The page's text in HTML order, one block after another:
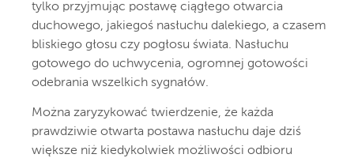
tylko przyjmując postawę ciągłego otwarcia
duchowego, jakiegoś nasłuchu dalekiego, a czasem
bliskiego głosu czy pogłosu świata. Nasłuchu
gotowego do uchwycenia, ogromnej gotowości
odebrania wszelkich sygnałów.
Można zaryzykować twierdzenie, że każda
prawdziwie otwarta postawa nasłuchu daje dziś
większe niż kiedykolwiek możliwości odbioru